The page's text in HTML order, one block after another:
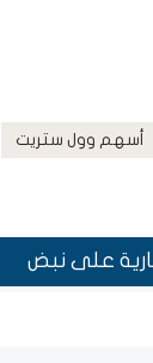
أسهم وول ستريت
على نبض